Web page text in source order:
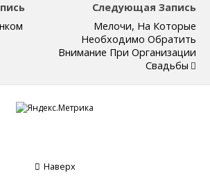
Следующая Запись
Мелочи, На Которые
Необходимо Обратить
Внимание При Организации
Свадьбы
Наверх